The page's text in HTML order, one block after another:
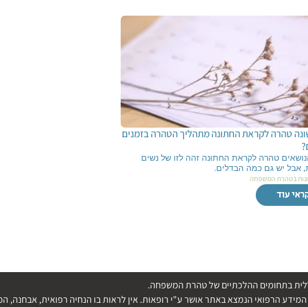
טהרה לקראת החתונה מתהליך הטהרה בזמנים
טהרה לקראת החתונה זהה לזו של נשים
אבל יש גם כמה הבדלים.
בטהרת המשפחה
עוד
בתחומים ההלכתיים של טהרת המשפחה.
הרפואי הנמצא באתר אושר ע"י רופאות. אין לראות בו הנחיה רפואית, אבחנה,